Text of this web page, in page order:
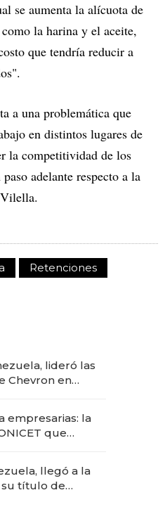
se aumenta la alícuota de
la harina y el aceite,
que tendría reducir a
a una problemática que
en distintos lugares de
la competitividad de los
adelante respecto a la
Retenciones
lideró las
Chevron en
empresarias: la
que
llegó a la
título de